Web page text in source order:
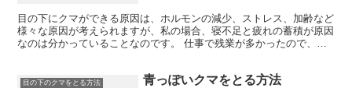
目の下にクマができる原因は、ホルモンの減少、ストレス、加齢など
様々な原因が考えられますが、私の場合、寝不足と疲れの蓄積が原因
なのは分かっていることなのです。 仕事で残業が多かったので、家
目の下のクマをとる方法 青っぽいクマをとる方法